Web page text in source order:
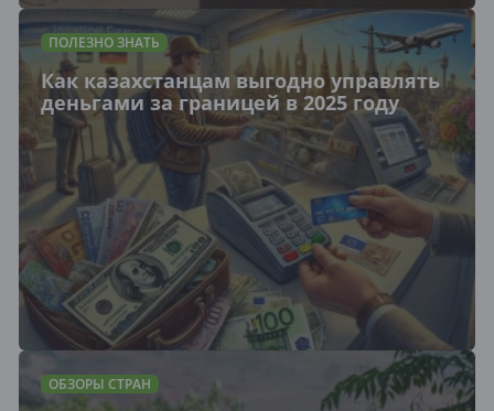
ПОЛЕЗНО ЗНАТЬ
Как казахстанцам выгодно управлять
деньгами за границей в 2025 году
ОБЗОРЫ СТРАН